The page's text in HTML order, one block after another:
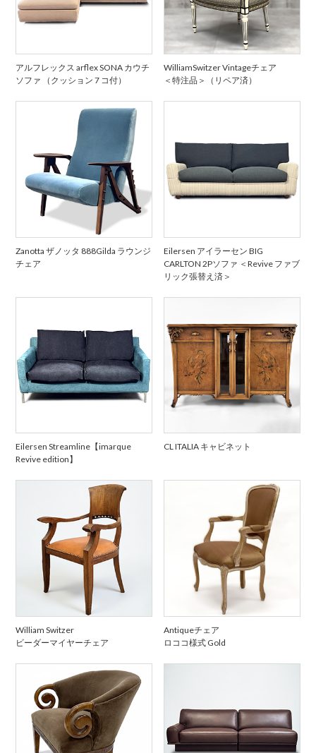
アルフレックス arflex SONA カウチ
ソファ （クッション 7 コ付）
WilliamSwitzer Vintageチェア
＜特注品＞（リペア済）
Zanotta ザノッタ 888Gilda ラウンジ
チェア
Eilersen アイラーセン BIG
CARLTON 2Pソファ ＜Revive ファブ
リック張替え済＞
Eilersen Streamline【imarque
Revive edition】
CL ITALIA キャビネット
William Switzer
ビーダーマイヤーチェア
Antiqueチェア
ロココ様式 Gold